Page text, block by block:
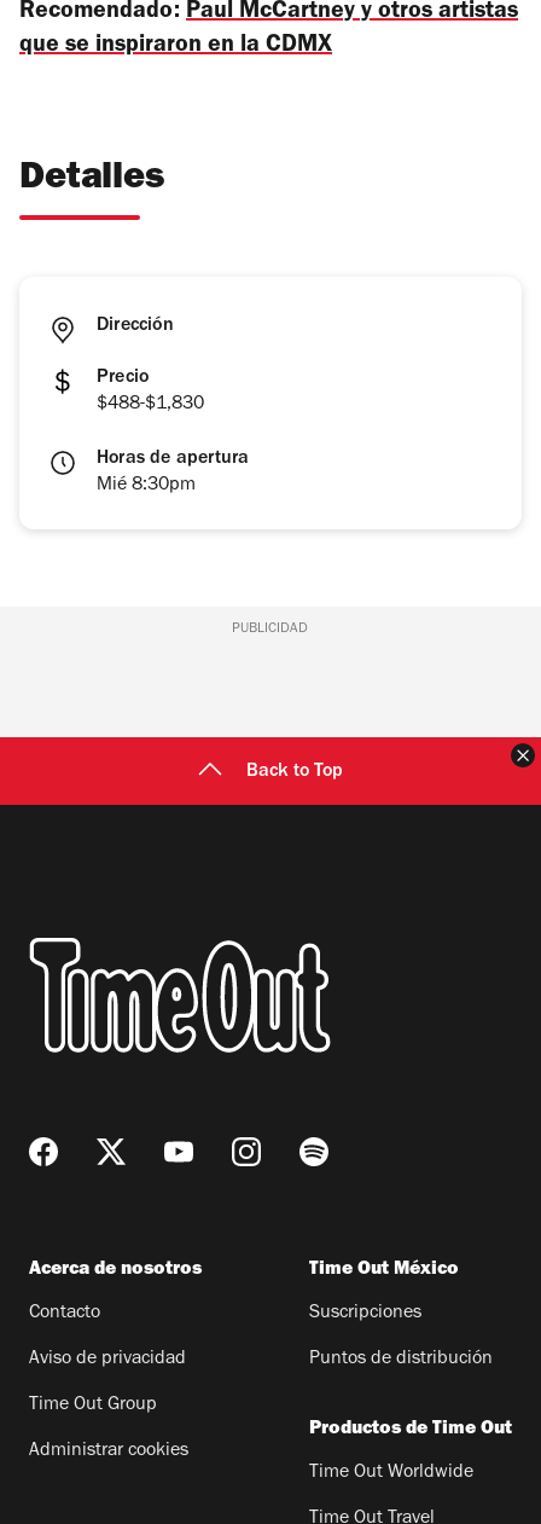
Recomendado: Paul McCartney y otros artistas
que se inspiraron en la CDMX
Detalles
Dirección
Precio
$488-$1,830
Horas de apertura
Mié 8:30pm
PUBLICIDAD
Back to Top
Acerca de nosotros
Contacto
Aviso de privacidad
Time Out Group
Administrar cookies
Time Out México
Suscripciones
Puntos de distribución
Productos de Time Out
Time Out Worldwide
Time Out Travel